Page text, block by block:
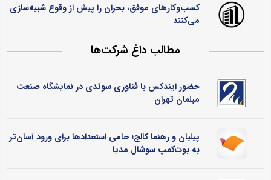
کسب‌وکارهای موفق، بحران را پیش از وقوع شبیه‌سازی
می‌کنند
مطالب داغ شرکت‌ها
حضور ایندکس با فناوری سوئدی در نمایشگاه صنعت
مبلمان تهران
پیلبان و رهنما کالج؛ حامی استعدادها برای ورود آسان‌تر
به بوت‌کمپ سوشال مدیا